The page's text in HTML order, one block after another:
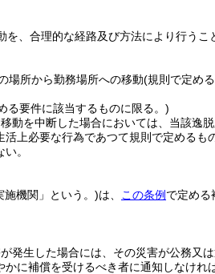
、合理的な経路及び方法により行うこ
場所から勤務場所への移動(規則で定め
る要件に該当するものに限る。)
動を中断した場合においては、当該逸
上必要な行為であつて規則で定める
。
施機関」という。)は、 この条例 で定める
発生した場合には、その災害が公務又
に補償を受けるべき者に通知しなけれ